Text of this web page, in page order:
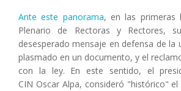
Ante este panorama, en las primeras
Plenario de Rectoras y Rectores,
desesperado mensaje en defensa de la
plasmado en un documento, y el
con la ley. En este sentido, el
CIN Oscar Alpa, consideró "histórico"